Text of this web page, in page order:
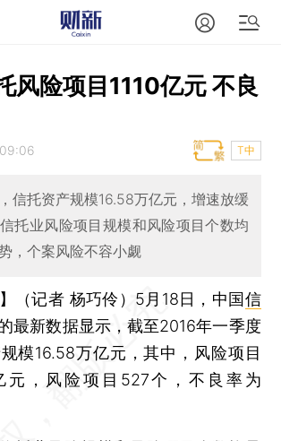
风险项目1110亿元 不良
T中
信托资产规模16.58万亿元，增速放缓
托业风险项目规模和风险项目个数均
，个案风险不容小觑
（记者 杨巧伶） 5月18日，中国信
最新数据显示，截至2016年一季度
模16.58万亿元，其中，风险项目
元，风险项目527个，不良率为